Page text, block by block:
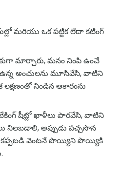
మరియు ఒక పట్టిక లేదా కటింగ్
మార్చారు, మనం నింపి ఉంచే
అంచులను మూసివేసి, వాటిని
లక్షణంతో నిండిన ఆకారంను
షీట్లో ఖాళీలు పారవేసి, వాటిని
అప్పుడు పచ్చసొన
వెంటనే పొయ్యిని పొయ్యికి